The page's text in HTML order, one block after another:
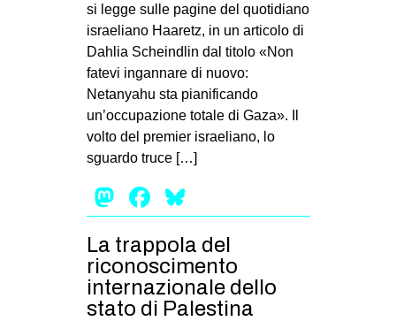
si legge sulle pagine del quotidiano
israeliano Haaretz, in un articolo di
Dahlia Scheindlin dal titolo «Non
fatevi ingannare di nuovo:
Netanyahu sta pianificando
un’occupazione totale di Gaza». Il
volto del premier israeliano, lo
sguardo truce […]
Mastodon
Facebook
La trappola del
riconoscimento
internazionale dello
stato di Palestina